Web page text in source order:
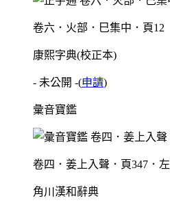
卷六．火部．巳集中．頁12
康熙字典(校正本)
- 未公開 -(申請)
彙音寶鑑
卷四．姜上入聲．頁347．左
角川漢和辭典